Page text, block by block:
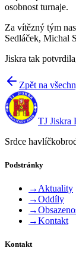
osobnost turnaje.
Za vítězný tým
Sedláček, Michal
Jiskra tak
Zpět na
TJ Jiskra
Srdce
Podstránky
→ Aktuality
→Oddíly
→
→Kontakt
Kontakt